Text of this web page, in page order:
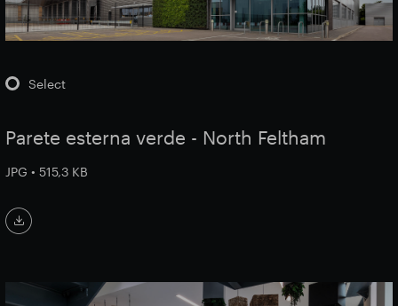
Select
Parete esterna verde - North Feltham
JPG • 515,3 KB